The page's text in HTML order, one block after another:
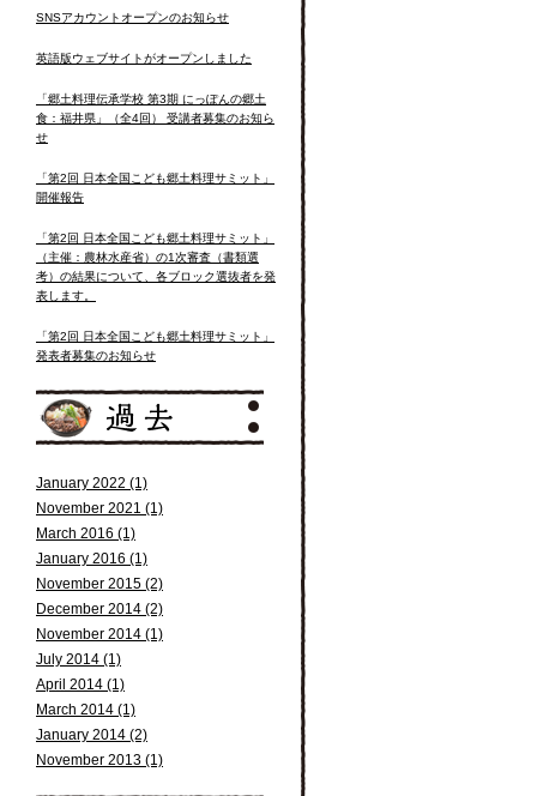
SNSアカウントオープンのお知らせ
英語版ウェブサイトがオープンしました
「郷土料理伝承学校 第3期 にっぽんの郷土
食：福井県」（全4回） 受講者募集のお知ら
せ
「第2回 日本全国こども郷土料理サミット」
開催報告
「第2回 日本全国こども郷土料理サミット」
（主催：農林水産省）の1次審査（書類選
考）の結果について、各ブロック選抜者を発
表します。
「第2回 日本全国こども郷土料理サミット」
発表者募集のお知らせ
January 2022 (1)
November 2021 (1)
March 2016 (1)
January 2016 (1)
November 2015 (2)
December 2014 (2)
November 2014 (1)
July 2014 (1)
April 2014 (1)
March 2014 (1)
January 2014 (2)
November 2013 (1)